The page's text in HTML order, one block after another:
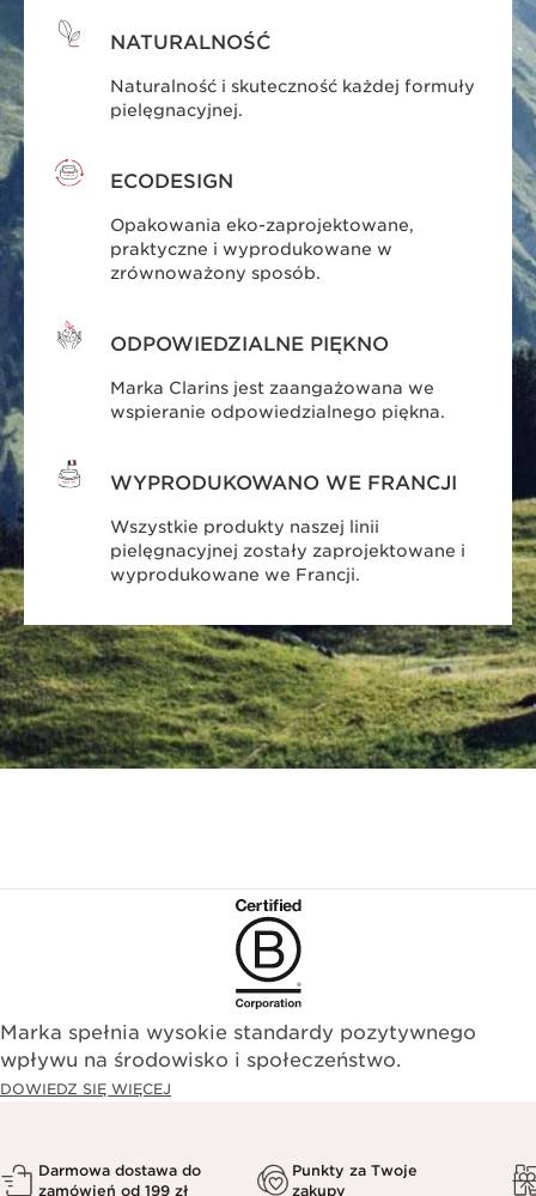
NATURALNOŚĆ
Naturalność i skuteczność każdej formuły
pielęgnacyjnej.
ECODESIGN
Opakowania eko-zaprojektowane,
praktyczne i wyprodukowane w
zrównoważony sposób.
ODPOWIEDZIALNE PIĘKNO
Marka Clarins jest zaangażowana we
wspieranie odpowiedzialnego piękna.
WYPRODUKOWANO WE FRANCJI
Wszystkie produkty naszej linii
pielęgnacyjnej zostały zaprojektowane i
wyprodukowane we Francji.
Marka spełnia wysokie standardy pozytywnego
wpływu na środowisko i społeczeństwo.​
DOWIEDZ SIĘ WIĘCEJ
Darmowa dostawa do
zamówień od 199 zł
Punkty za Twoje
zakupy